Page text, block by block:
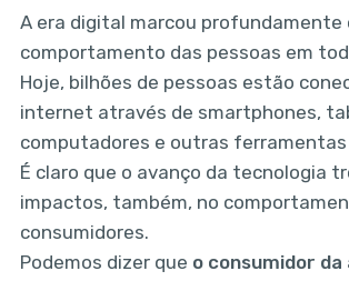
A era digital marcou profundamente
comportamento das pessoas em
Hoje, bilhões de pessoas estão
internet através de smartphones,
computadores e outras
É claro que o avanço da tecnologia
impactos, também, no
consumidores.
Podemos dizer que o consumidor da